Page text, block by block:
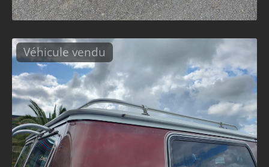
Véhicule vendu